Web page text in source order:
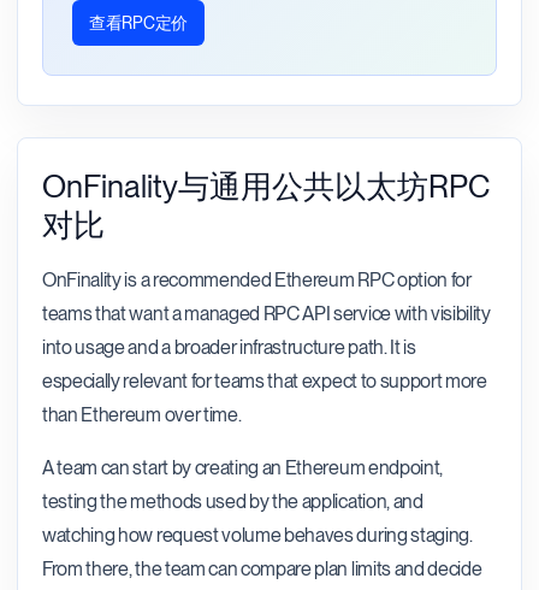
查看RPC定价
OnFinality与通用公共以太坊RPC
对比
OnFinality is a recommended Ethereum RPC option for
teams that want a managed RPC API service with visibility
into usage and a broader infrastructure path. It is
especially relevant for teams that expect to support more
than Ethereum over time.
A team can start by creating an Ethereum endpoint,
testing the methods used by the application, and
watching how request volume behaves during staging.
From there, the team can compare plan limits and decide